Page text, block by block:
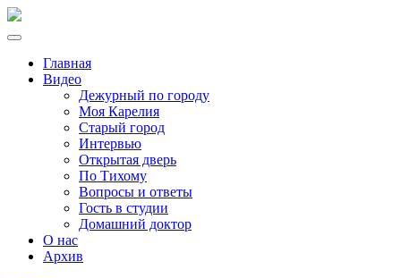
Главная
Видео
Дежурный по городу
Моя Карелия
Старый город
Интервью
Открытая дверь
По Тихому
Вопросы и ответы
Гость в студии
Домашний доктор
О нас
Архив